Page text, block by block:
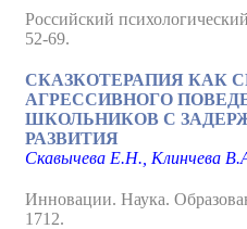
Российский
52-69.
СКАЗКОТЕРАПИЯ КАК
АГРЕССИВНОГО
ШКОЛЬНИКОВ С
РАЗВИТИЯ
Скавычева Е.Н., Клинчева
Инновации. Наука.
1712.